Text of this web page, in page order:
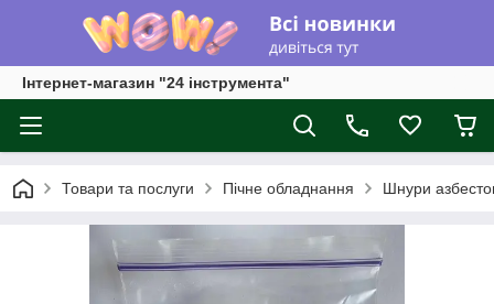
Інтернет-магазин "24 інструмента"
Товари та послуги Пічне обладнання Шнури